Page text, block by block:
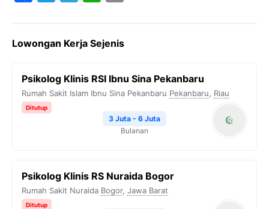
e
o
o
t
e
e
r
t
A
y
i
k
Lowongan Kerja Sejenis
Psikolog Klinis RSI Ibnu Sina Pekanbaru
Rumah Sakit Islam Ibnu Sina Pekanbaru Pekanbaru, Riau
Ditutup
3 Juta - 6 Juta
Bulanan
Psikolog Klinis RS Nuraida Bogor
Rumah Sakit Nuraida Bogor, Jawa Barat
Ditutup